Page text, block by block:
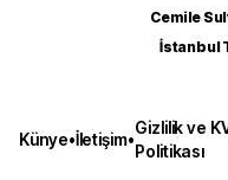
Cemile
İstanbul
Künye•İletişim•
Gizlilik ve
Politikası